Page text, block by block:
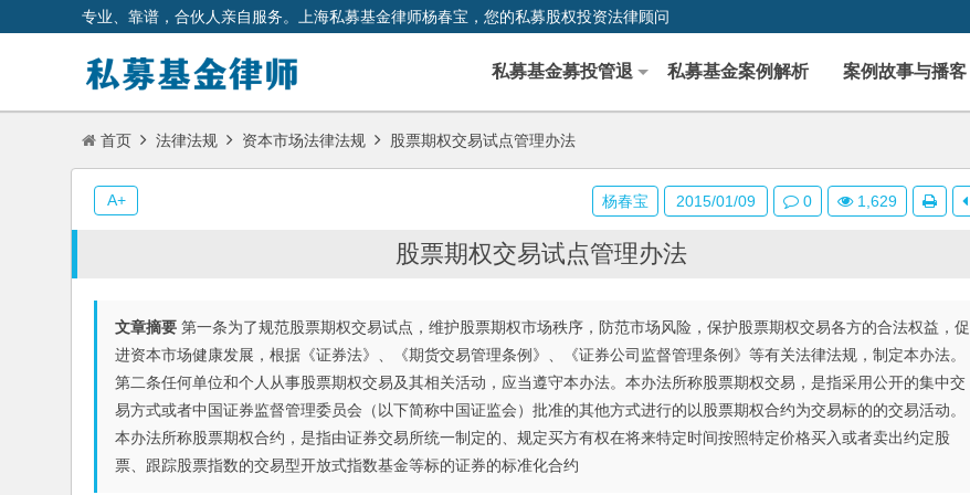
专业、靠谱，合伙人亲自服务。上海私募基金律师杨春宝，您的私募股权投资法律顾问
私募基金募投管退 私募基金案例解析 案例故事与播客
首页 法律法规 资本市场法律法规 股票期权交易试点管理办法
股票期权交易试点管理办法
文章摘要 第一条为了规范股票期权交易试点，维护股票期权市场秩序，防范市场风险，保护股票期权交易各方的合法权益，促
进资本市场健康发展，根据《证券法》、《期货交易管理条例》、《证券公司监督管理条例》等有关法律法规，制定本办法。
第二条任何单位和个人从事股票期权交易及其相关活动，应当遵守本办法。本办法所称股票期权交易，是指采用公开的集中交
易方式或者中国证券监督管理委员会（以下简称中国证监会）批准的其他方式进行的以股票期权合约为交易标的的交易活动。
本办法所称股票期权合约，是指由证券交易所统一制定的、规定买方有权在将来特定时间按照特定价格买入或者卖出约定股
票、跟踪股票指数的交易型开放式指数基金等标的证券的标准化合约
杨春宝 2015/01/09 0 1,629
A+